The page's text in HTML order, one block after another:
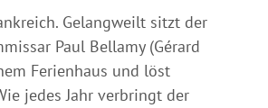
Gelangweilt sitzt der
Paul Bellamy (Gérard
Ferienhaus und löst
jedes Jahr verbringt der